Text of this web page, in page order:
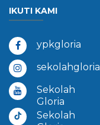
IKUTI KAMI
ypkgloria
sekolahgloria
Sekolah
Gloria
Sekolah